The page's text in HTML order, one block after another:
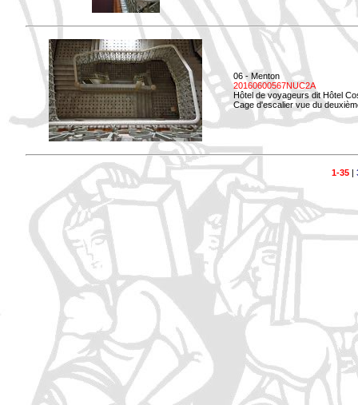
06 - Menton
20160600567NUC2A
Hôtel de voyageurs dit Hôtel
Cage d'escalier vue du
1-35|